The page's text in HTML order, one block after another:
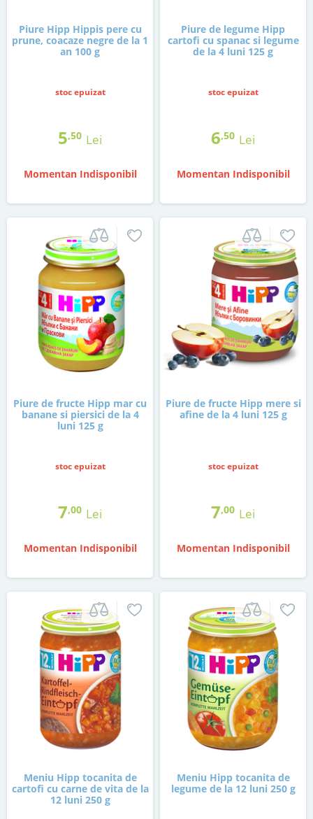
Piure Hipp Hippis pere cu
prune, coacaze negre de la 1
an 100 g
stoc epuizat
5,50 Lei
Momentan Indisponibil
Piure de legume Hipp
cartofi cu spanac si legume
de la 4 luni 125 g
stoc epuizat
6,50 Lei
Momentan Indisponibil
Piure de fructe Hipp mar cu
banane si piersici de la 4
luni 125 g
stoc epuizat
7,00 Lei
Momentan Indisponibil
Piure de fructe Hipp mere si
afine de la 4 luni 125 g
stoc epuizat
7,00 Lei
Momentan Indisponibil
Meniu Hipp tocanita de
cartofi cu carne de vita de la
12 luni 250 g
Meniu Hipp tocanita de
legume de la 12 luni 250 g